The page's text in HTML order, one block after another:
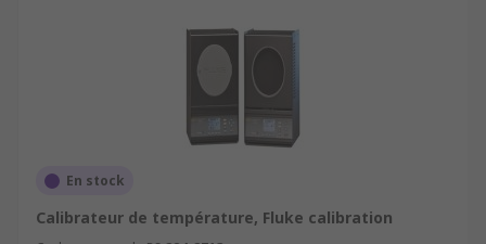
En stock
Calibrateur de température, Fluke calibration